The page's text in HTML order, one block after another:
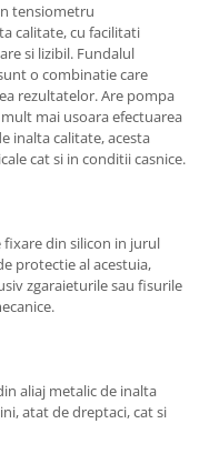
tensiometru
calitate, cu facilitati
si lizibil. Fundalul
o combinatie care
rezultatelor. Are pompa
mai usoara efectuarea
inalta calitate, acesta
cat si in conditii casnice.
fixare din silicon in jurul
protectie al acestuia,
zgaraieturile sau fisurile
aliaj metalic de inalta
atat de dreptaci, cat si